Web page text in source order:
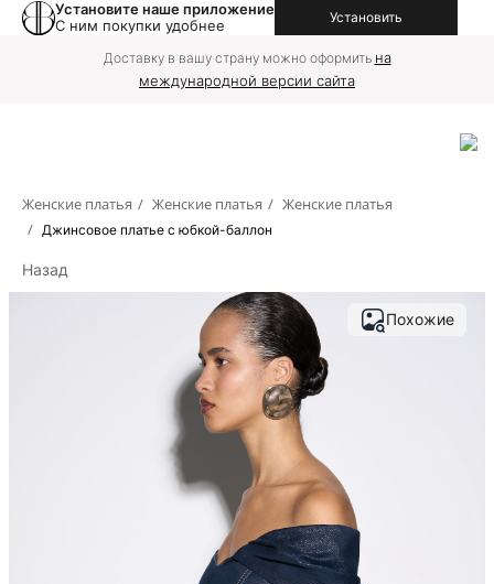
Установите наше приложение
С ним покупки удобнее
Установить
Доставку в вашу страну можно оформить на
международной версии сайта
Женские платья / Женские платья / Женские платья
/ Джинсовое платье с юбкой-баллон
Назад
Похожие